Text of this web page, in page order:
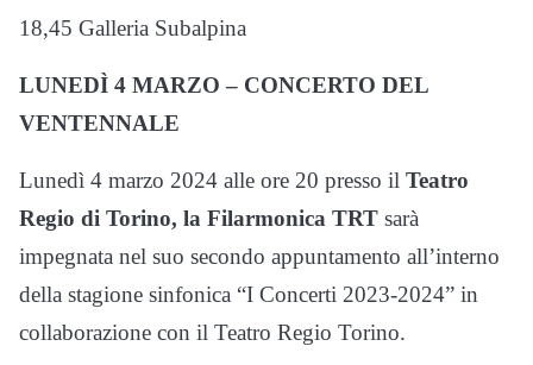
18,45 Galleria Subalpina
LUNEDÌ 4 MARZO – CONCERTO DEL
VENTENNALE
Lunedì 4 marzo 2024 alle ore 20 presso il Teatro
Regio di Torino, la Filarmonica TRT sarà
impegnata nel suo secondo appuntamento all’interno
della stagione sinfonica “I Concerti 2023-2024” in
collaborazione con il Teatro Regio Torino.